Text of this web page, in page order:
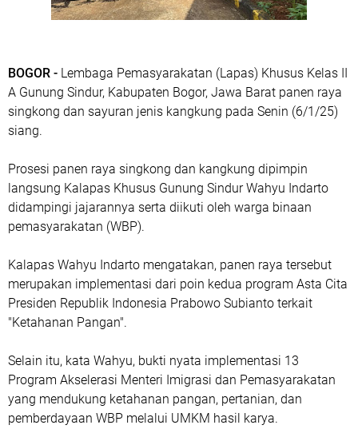
BOGOR - Lembaga Pemasyarakatan (Lapas) Khusus Kelas II
A Gunung Sindur, Kabupaten Bogor, Jawa Barat panen raya
singkong dan sayuran jenis kangkung pada Senin (6/1/25)
siang.
Prosesi panen raya singkong dan kangkung dipimpin
langsung Kalapas Khusus Gunung Sindur Wahyu Indarto
didampingi jajarannya serta diikuti oleh warga binaan
pemasyarakatan (WBP).
Kalapas Wahyu Indarto mengatakan, panen raya tersebut
merupakan implementasi dari poin kedua program Asta Cita
Presiden Republik Indonesia Prabowo Subianto terkait
"Ketahanan Pangan".
Selain itu, kata Wahyu, bukti nyata implementasi 13
Program Akselerasi Menteri Imigrasi dan Pemasyarakatan
yang mendukung ketahanan pangan, pertanian, dan
pemberdayaan WBP melalui UMKM hasil karya.